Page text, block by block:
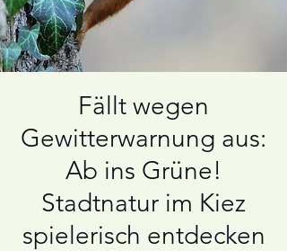
Fällt wegen
Gewitterwarnung aus:
Ab ins Grüne!
Stadtnatur im Kiez
spielerisch entdecken